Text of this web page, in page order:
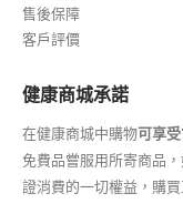
售後保障
客戶評價
健康商城承諾
在健康商城中購物可享
免費品嘗服用所寄商品
證消費的一切權益，購